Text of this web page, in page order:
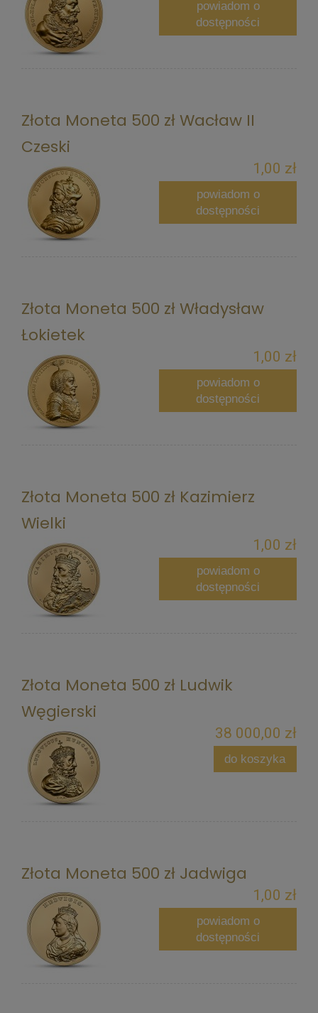
powiadom o
dostępności
Złota Moneta 500 zł Wacław II
Czeski
1,00 zł
powiadom o
dostępności
Złota Moneta 500 zł Władysław
Łokietek
1,00 zł
powiadom o
dostępności
Złota Moneta 500 zł Kazimierz
Wielki
1,00 zł
powiadom o
dostępności
Złota Moneta 500 zł Ludwik
Węgierski
38 000,00 zł
do koszyka
Złota Moneta 500 zł Jadwiga
1,00 zł
powiadom o
dostępności